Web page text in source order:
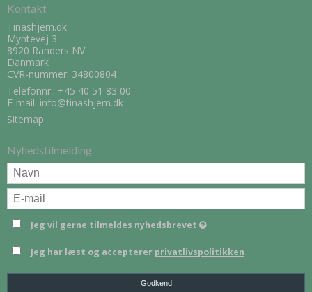
Kontakt
Tinashjem.dk
Myntevej 3
8920 Randers NV
Danmark
CVR-nummer: 34800804
Telefonnr.: +45 40 51 83 00
E-mail: info@tinashjem.dk
Sitemap
Nyhedstilmelding
Jeg vil gerne tilmeldes nyhedsbrevet
Jeg har læst og accepterer privatlivspolitikken
Godkend